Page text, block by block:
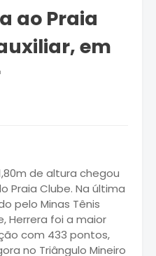
ao Praia
em
de altura chegou
Praia Clube. Na última
pelo Minas Tênis
Herrera foi a maior
com 433 pontos,
no Triângulo Mineiro